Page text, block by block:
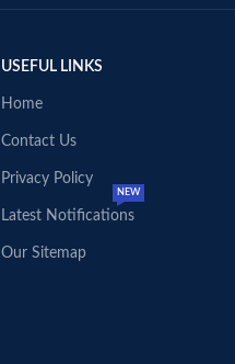
USEFUL LINKS
Home
Contact Us
Privacy Policy
Latest Notifications
NEW
Our Sitemap